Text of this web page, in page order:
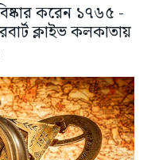
করেন ১৭৬৫ -
ক্লাইভ কলকাতায়